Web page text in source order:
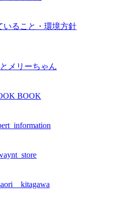
いること・環境方針
メリーちゃん
BOOK